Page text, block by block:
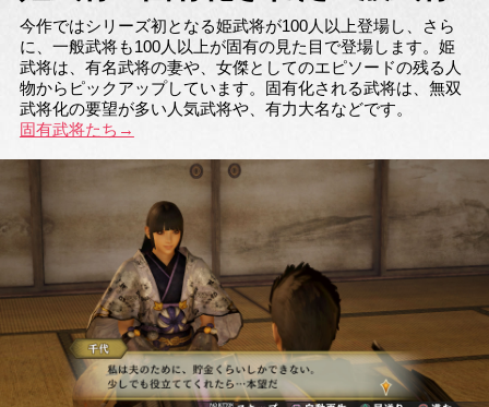
今作ではシリーズ初となる姫武将が100人以上登場し、さら
に、一般武将も100人以上が固有の見た目で登場します。姫
武将は、有名武将の妻や、女傑としてのエピソードの残る人
物からピックアップしています。固有化される武将は、無双
武将化の要望が多い人気武将や、有力大名などです。
固有武将たち→